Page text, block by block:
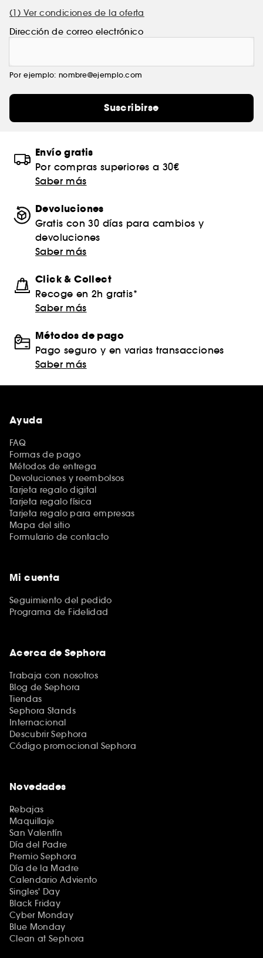
(1) Ver condiciones de la oferta
Dirección de correo electrónico
Por ejemplo: nombre@ejemplo.com
Suscribirse
Envío gratis
Por compras superiores a 30€
Saber más
Devoluciones
Gratis con 30 días para cambios y
devoluciones
Saber más
Click & Collect
Recoge en 2h gratis*
Saber más
Métodos de pago
Pago seguro y en varias transacciones
Saber más
Ayuda
FAQ
Formas de pago
Métodos de entrega
Devoluciones y reembolsos
Tarjeta regalo digital
Tarjeta regalo física
Tarjeta regalo para empresas
Mapa del sitio
Formulario de contacto
Mi cuenta
Seguimiento del pedido
Programa de Fidelidad
Acerca de Sephora
Trabaja con nosotros
Blog de Sephora
Tiendas
Sephora Stands
Internacional
Descubrir Sephora
Código promocional Sephora
Novedades
Rebajas
Maquillaje
San Valentín
Día del Padre
Premio Sephora
Día de la Madre
Calendario Adviento
Singles' Day
Black Friday
Cyber Monday
Blue Monday
Clean at Sephora